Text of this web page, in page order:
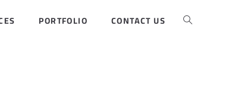
PORTFOLIO CONTACT US